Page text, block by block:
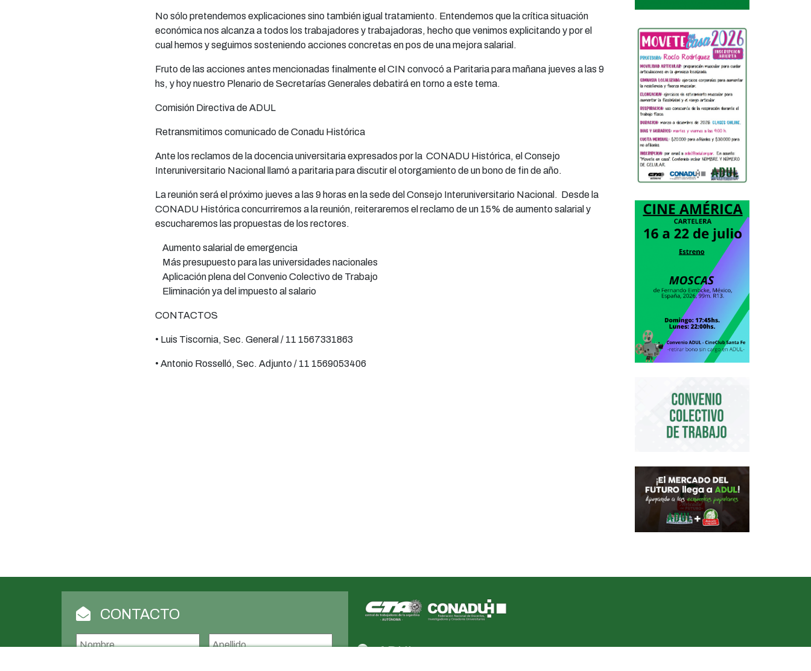
No sólo pretendemos explicaciones sino también igual tratamiento. Entendemos que la crítica situación
económica nos alcanza a todos los trabajadores y trabajadoras, hecho que venimos explicitando y por el
cual hemos y seguimos sosteniendo acciones concretas en pos de una mejora salarial.
Fruto de las acciones antes mencionadas finalmente el CIN convocó a Paritaria para mañana jueves a las 9
hs, y hoy nuestro Plenario de Secretarías Generales debatirá en torno a este tema.
Comisión Directiva de ADUL
Retransmitimos comunicado de Conadu Histórica
Ante los reclamos de la docencia universitaria expresados por la CONADU Histórica, el Consejo
Interuniversitario Nacional llamó a paritaria para discutir el otorgamiento de un bono de fin de año.
La reunión será el próximo jueves a las 9 horas en la sede del Consejo Interuniversitario Nacional. Desde la
CONADU Histórica concurriremos a la reunión, reiteraremos el reclamo de un 15% de aumento salarial y
escucharemos las propuestas de los rectores.
Aumento salarial de emergencia
Más presupuesto para las universidades nacionales
Aplicación plena del Convenio Colectivo de Trabajo
Eliminación ya del impuesto al salario
CONTACTOS
• Luis Tiscornia, Sec. General / 11 1567331863
• Antonio Rosselló, Sec. Adjunto / 11 1569053406
CONTACTO
Nombre
ADUL